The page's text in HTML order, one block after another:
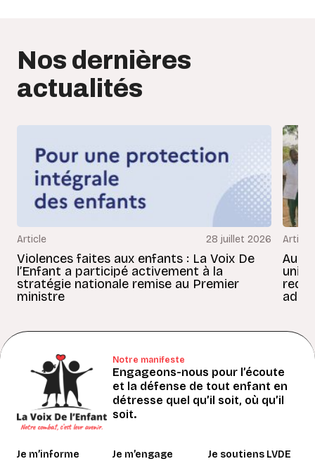
Nos dernières
actualités
Article 28 juillet 2026
Violences faites aux enfants : La Voix De
l’Enfant a participé activement à la
stratégie nationale remise au Premier
ministre
Article
Au
Notre manifeste
Engageons-nous pour l’écoute
et la défense de tout enfant en
détresse quel qu’il soit, où qu’il
soit.
Je m’informe Je m’engage Je soutiens LVDE